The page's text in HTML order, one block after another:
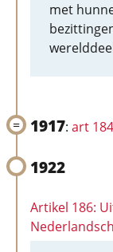
met
1917: art 184
1922
Artikel 186: